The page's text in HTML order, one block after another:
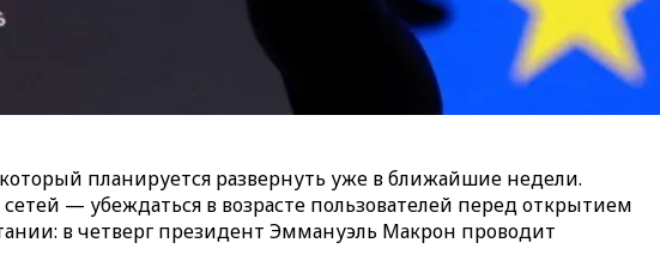
планируется развернуть уже в ближайшие недели.
— убеждаться в возрасте пользователей перед открытием
в четверг президент Эммануэль Макрон проводит